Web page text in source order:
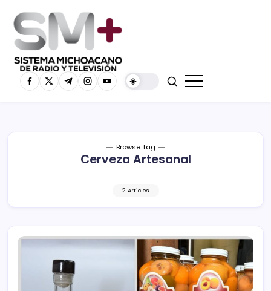
Browse Tag
Cerveza Artesanal
2 Articles